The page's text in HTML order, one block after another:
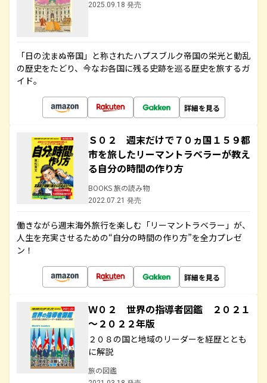
2025.09.18 発売
「日の沈まぬ帝国」と称されたハプスブルク帝国の栄光と動乱
の歴史をたどり、今なお各国に残る史跡を巡る歴史を旅するガ
イド。
詳細を見る
Ｓ０２ 週末だけで７０ヵ国１５９都
市を旅したリーマントラベラーが教え
る自分の時間の作り方
BOOKS 旅の読み物
2022.07.21 発売
働きながら週末海外旅行を楽しむ「リーマントラベラー」が、
人生を充実させるための“自分の時間の作り方”を全力プレゼ
ン！
詳細を見る
Ｗ０２ 世界の指導者図鑑 ２０２１
～２０２２年版
２０８の国と地域のリーダーを経歴ととも
に解説
旅の図鑑